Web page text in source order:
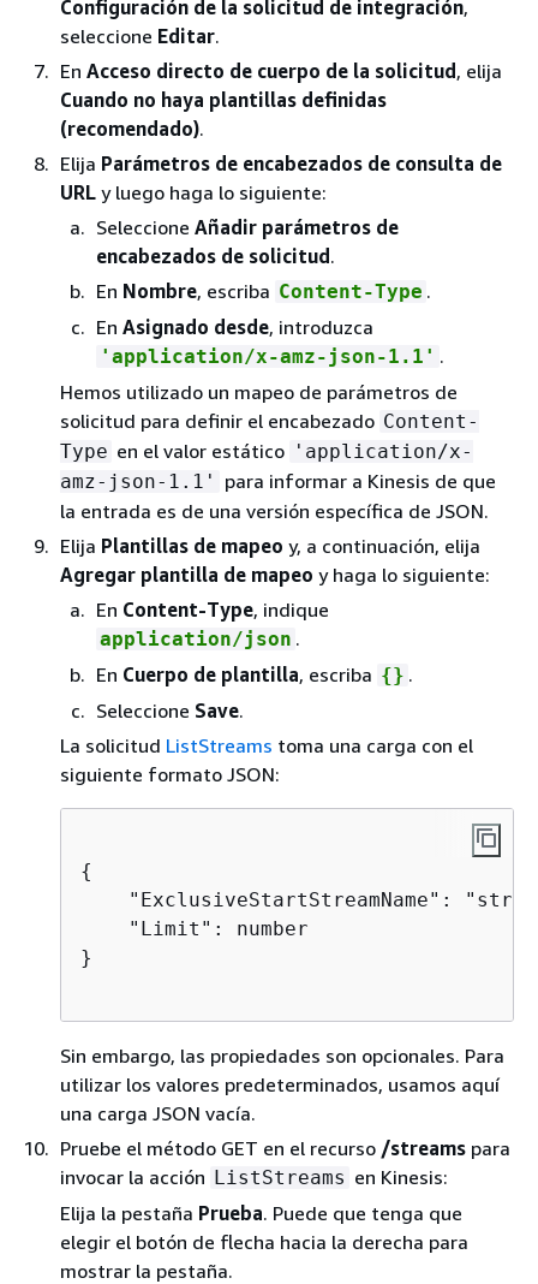
Configuración de la solicitud de integración,
seleccione Editar.
En Acceso directo de cuerpo de la solicitud, elija
Cuando no haya plantillas definidas
(recomendado).
Elija Parámetros de encabezados de consulta de
URL y luego haga lo siguiente:
Seleccione Añadir parámetros de
encabezados de solicitud.
En Nombre, escriba Content-Type .
En Asignado desde, introduzca
'application/x-amz-json-1.1' .
Hemos utilizado un mapeo de parámetros de
solicitud para definir el encabezado Content-
Type en el valor estático 'application/x-
amz-json-1.1'
para informar a Kinesis de que
la entrada es de una versión específica de JSON.
Elija Plantillas de mapeo y, a continuación, elija
Agregar plantilla de mapeo y haga lo siguiente:
En Content-Type, indique
application/json .
En Cuerpo de plantilla, escriba {} .
Seleccione Save.
La solicitud ListStreams toma una carga con el
siguiente formato JSON:
{
"ExclusiveStartStreamName":
    "Limit": number
}
Sin embargo, las propiedades son opcionales. Para
utilizar los valores predeterminados, usamos aquí
una carga JSON vacía.
Pruebe el método GET en el recurso /streams para
invocar la acción ListStreams en Kinesis:
Elija la pestaña Prueba. Puede que tenga que
elegir el botón de flecha hacia la derecha para
mostrar la pestaña.